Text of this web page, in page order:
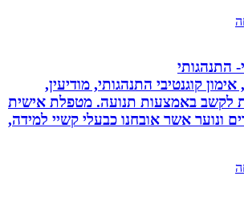
קוגנטיבי התנהגותי, מודיעין,
באמצעות תנועה. מטפלת אישית
אשר אובחנו כבעלי קשיי למידה,